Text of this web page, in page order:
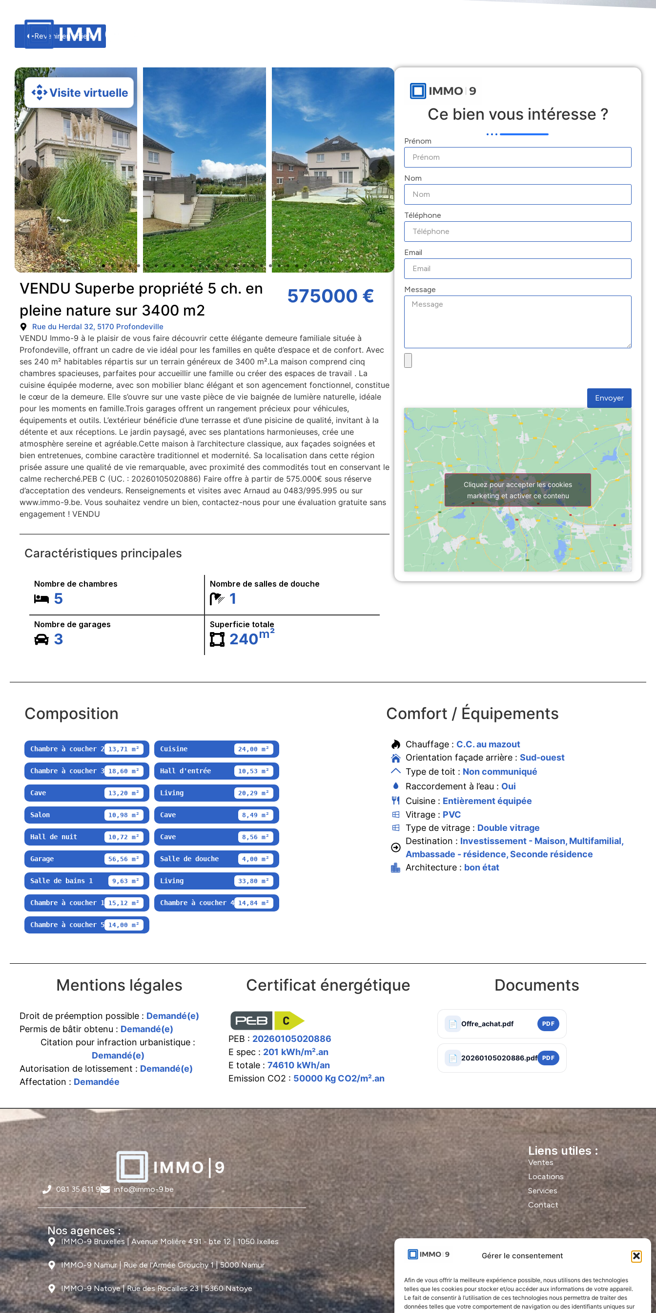
Gérer le consentement
Afin de vous offrir la meilleure expérience possible, nous utilisons des technologies
telles que les cookies pour stocker et/ou accéder aux informations de votre appareil.
Le fait de consentir à l’utilisation de ces technologies nous permettra de traiter des
données telles que votre comportement de navigation ou des identifiants uniques sur
Revenir en arriere
Visite virtuelle
VENDU Superbe propriété 5 ch. en
pleine nature sur 3400 m2
Rue du Herdal 32, 5170 Profondeville
575000 €
VENDU Immo-9 à le plaisir de vous faire découvrir cette élégante demeure familiale située à
Profondeville, offrant un cadre de vie idéal pour les familles en quête d’espace et de confort. Avec
ses 240 m² habitables répartis sur un terrain généreux de 3400 m².La maison comprend cinq
chambres spacieuses, parfaites pour accueillir une famille ou créer des espaces de travail . La
cuisine équipée moderne, avec son mobilier blanc élégant et son agencement fonctionnel, constitue
le cœur de la demeure. Elle s’ouvre sur une vaste pièce de vie baignée de lumière naturelle, idéale
pour les moments en famille.Trois garages offrent un rangement précieux pour véhicules,
équipements et outils. L’extérieur bénéficie d’une terrasse et d’une pisicine de qualité, invitant à la
détente et aux réceptions. Le jardin paysagé, avec ses plantations harmonieuses, crée une
atmosphère sereine et agréable.Cette maison à l’architecture classique, aux façades soignées et
bien entretenues, combine caractère traditionnel et modernité. Sa localisation dans cette région
prisée assure une qualité de vie remarquable, avec proximité des commodités tout en conservant le
calme recherché.PEB C (UC. : 20260105020886) Faire offre à partir de 575.000€ sous réserve
d’acceptation des vendeurs. Renseignements et visites avec Arnaud au 0483/995.995 ou sur
www.immo-9.be. Vous souhaitez vendre un bien, contactez-nous pour une évaluation gratuite sans
engagement ! VENDU
Caractéristiques principales
Nombre de chambres
5
Nombre de salles de douche
1
Nombre de garages
3
Superficie totale
240m²
Ce bien vous intéresse ?
Prénom
Nom
Téléphone
Email
Message
Envoyer
Cliquez pour accepter les cookies
marketing et activer ce contenu
Composition
Chambre à coucher 2 13,71 m² Cuisine 24,00 m²
Chambre à coucher 3 18,60 m² Hall d'entrée 10,53 m²
Cave 13,20 m² Living 20,29 m²
Salon 10,98 m² Cave 8,49 m²
Hall de nuit 10,72 m² Cave 8,56 m²
Garage 56,56 m² Salle de douche 4,00 m²
Salle de bains 1 9,63 m² Living 33,80 m²
Chambre à coucher 1 15,12 m² Chambre à coucher 4 14,84 m²
Chambre à coucher 5 14,00 m²
Comfort / Équipements
Chauffage : C.C. au mazout
Orientation façade arrière : Sud-ouest
Type de toit : Non communiqué
Raccordement à l’eau : Oui
Cuisine : Entièrement équipée
Vitrage : PVC
Type de vitrage : Double vitrage
Destination : Investissement - Maison, Multifamilial,
Ambassade - résidence, Seconde résidence
Architecture : bon état
Mentions légales
Droit de préemption possible : Demandé(e)
Permis de bâtir obtenu : Demandé(e)
Citation pour infraction urbanistique :
Demandé(e)
Autorisation de lotissement : Demandé(e)
Affectation : Demandée
Certificat énergétique
PEB : 20260105020886
E spec : 201 kWh/m².an
E totale : 74610 kWh/an
Emission CO2 : 50000 Kg CO2/m².an
Documents
📄 Offre_achat.pdf PDF
📄 20260105020886.pdf PDF
081 35 611 9 info@immo-9.be
Nos agences :
IMMO-9 Bruxelles | Avenue Molière 491 - bte 12 | 1050 Ixelles
IMMO-9 Namur | Rue de l'Armée Grouchy 1 | 5000 Namur
IMMO-9 Natoye | Rue des Rocailles 23 | 5360 Natoye
Liens utiles :
Ventes
Locations
Services
Contact